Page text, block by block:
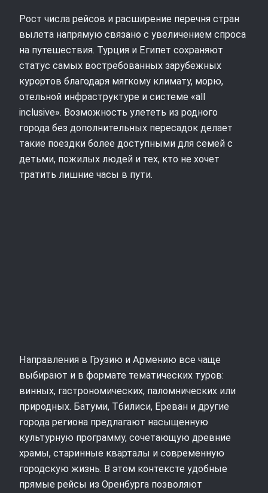
Рост числа рейсов и расширение перечня стран
вылета напрямую связано с увеличением спроса
на путешествия. Турция и Египет сохраняют
статус самых востребованных зарубежных
курортов благодаря мягкому климату, морю,
отельной инфраструктуре и системе «all
inclusive». Возможность улететь из родного
города без дополнительных пересадок делает
такие поездки более доступными для семей с
детьми, пожилых людей и тех, кто не хочет
тратить лишние часы в пути.
Направления в Грузию и Армению все чаще
выбирают и в формате тематических туров:
винных, гастрономических, паломнических или
природных. Батуми, Тбилиси, Ереван и другие
города региона предлагают насыщенную
культурную программу, сочетающую древние
храмы, старинные кварталы и современную
городскую жизнь. В этом контексте удобные
прямые рейсы из Оренбурга позволяют